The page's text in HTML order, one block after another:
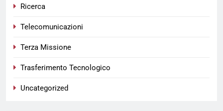
Ricerca
Telecomunicazioni
Terza Missione
Trasferimento Tecnologico
Uncategorized